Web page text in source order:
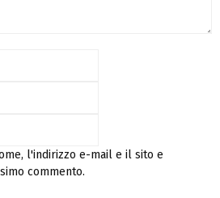
l'indirizzo e-mail e il sito e
commento.